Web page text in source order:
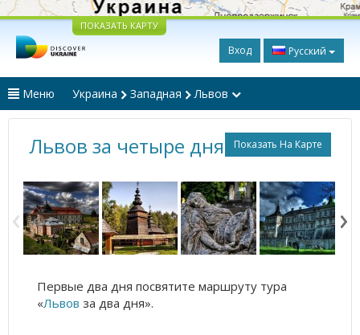
ПОКАЗАТЬ КАРТУ
Вход Русский
Меню Украина Западная Львов
Львов за четыре дня Показать На Карте
Первые два дня посвятите маршруту тура
«Львов за два дня».